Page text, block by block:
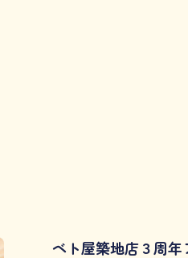
ベト屋築地店３周